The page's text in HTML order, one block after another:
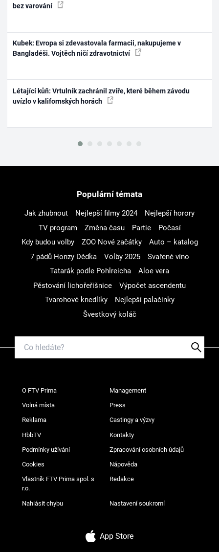
bez varování
Kubek: Evropa si zdevastovala farmacii, nakupujeme v
Bangladéši. Vojtěch ničí zdravotnictví
Létající kůň: Vrtulník zachránil zvíře, které během závodu
uvízlo v kalifornských horách
Populární témata
Jak zhubnout Nejlepší filmy 2024
Nejlepší horory
TV program
Změna času Partie
Počasí
Kdy budou volby
ZOO Nové začátky
Auto – katalog
7 pádů Honzy Dědka
Volby 2025
Svařené víno
Tatarák podle Pohlreicha
Aloe vera
Pěstování lichořeřišnice
Výpočet ascendentu
Tvarohové knedlíky
Nejlepší palačinky
Švestkový koláč
O FTV Prima Management
Volná místa Press
Reklama Castingy a výzvy
HbbTV Kontakty
Podmínky užívání Zpracování osobních údajů
Cookies Nápověda
Vlastník FTV Prima spol. s
r.o.
Redakce
Nahlásit chybu Nastavení soukromí
App Store